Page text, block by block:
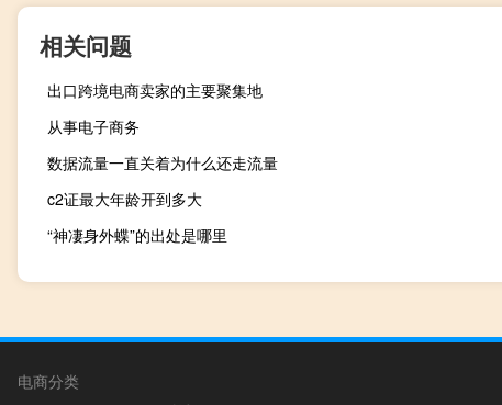
相关问题
出口跨境电商卖家的主要聚集地
从事电子商务
数据流量一直关着为什么还走流量
c2证最大年龄开到多大
“神凄身外蝶”的出处是哪里
电商分类